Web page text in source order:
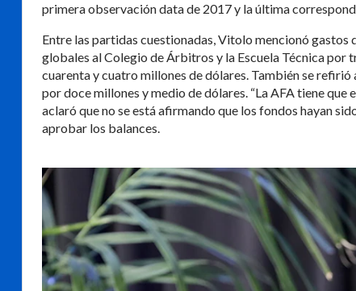
primera observación data de 2017 y la última
Entre las partidas cuestionadas, Vitolo mencionó
globales al Colegio de Árbitros y la Escuela Técnica por
cuarenta y cuatro millones de dólares. También se
por doce millones y medio de dólares. “La AFA tiene
aclaró que no se está afirmando que los fondos hayan
aprobar los balances.